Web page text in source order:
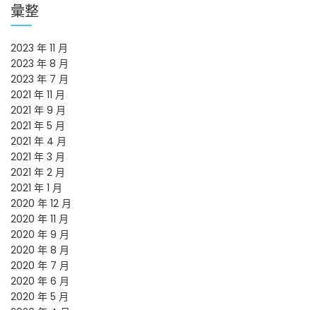
彙整
2023 年 11 月
2023 年 8 月
2023 年 7 月
2021 年 11 月
2021 年 9 月
2021 年 5 月
2021 年 4 月
2021 年 3 月
2021 年 2 月
2021 年 1 月
2020 年 12 月
2020 年 11 月
2020 年 9 月
2020 年 8 月
2020 年 7 月
2020 年 6 月
2020 年 5 月